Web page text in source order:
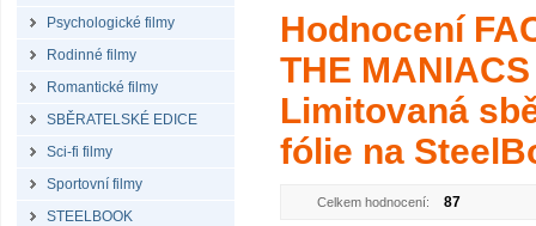
Psychologické filmy
Rodinné filmy
Romantické filmy
SBĚRATELSKÉ EDICE
Sci-fi filmy
Sportovní filmy
STEELBOOK
Hodnocení
THE
Limitovaná
fólie na
Celkem hodnocení: 87